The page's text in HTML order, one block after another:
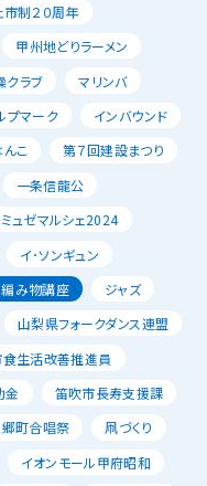
制２０周年
甲州地どりラーメン
クラブ
マリンバ
プマーク
インバウンド
んこ
第７回建設まつり
一条信龍公
ミュゼマルシェ2024
イ･ソンギュン
み物講座
ジャズ
山梨県フォークダンス連盟
生活改善推進員
金
笛吹市長寿支援課
町合唱祭
凧づくり
イオンモール甲府昭和